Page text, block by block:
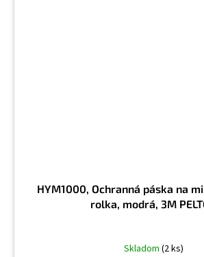
HYM1000, Ochranná páska na
rolka, modrá, 3M
Skladom (2 ks)